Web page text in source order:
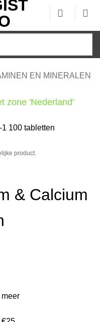
EN MINERALEN
zone 'Nederland'
product.
& Calcium